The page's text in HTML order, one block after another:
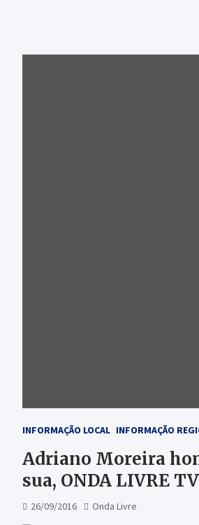
INFORMAÇÃO LOCAL INFORMAÇÃO
Adriano Moreira
sua, ONDA LIVRE TV
26/09/2016 Onda Livre